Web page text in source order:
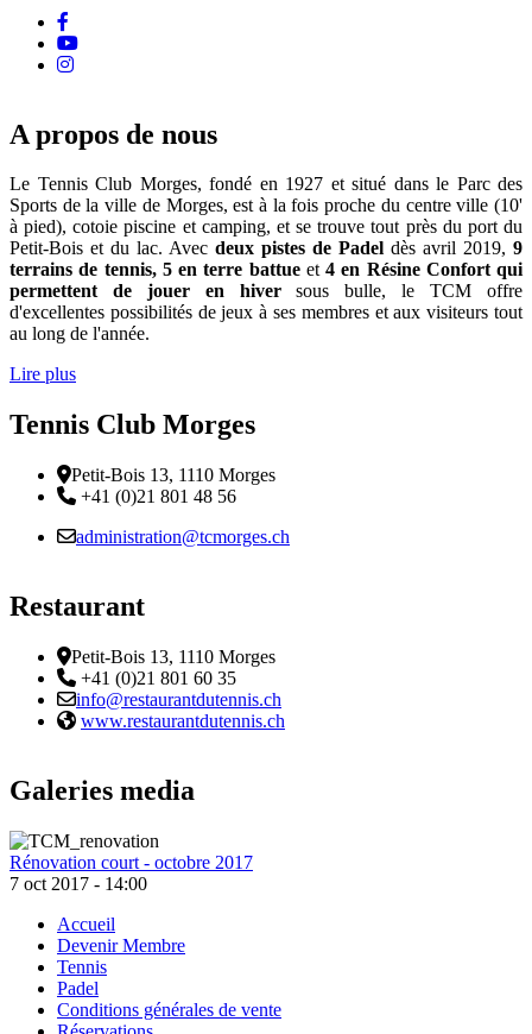
Youtube
instagram
A propos de nous
Le Tennis Club Morges, fondé en 1927 et situé dans le Parc des
Sports de la ville de Morges, est à la fois proche du centre ville (10'
à pied), cotoie piscine et camping, et se trouve tout près du port du
Petit-Bois et du lac. Avec deux pistes de Padel dès avril 2019, 9
terrains de tennis, 5 en terre battueet 4 en Résine Confort qui
permettent de jouer en hiversous bulle, le TCM offre
d'excellentes possibilités de jeux à ses membres et aux visiteurs tout
au long de l'année.
Lire plus
Tennis Club Morges
Adresse
Petit-Bois 13, 1110 Morges
Téléphone:
+41 (0)21 801 48 56
Email :
administration@tcmorges.ch
Restaurant
Adresse
Petit-Bois 13, 1110 Morges
Téléphone:
+41 (0)21 801 60 35
Email :
info@restaurantdutennis.ch
Site web:
www.restaurantdutennis.ch
Galeries media
Rénovation court - octobre 2017
7 oct 2017 - 14:00
Footer
Accueil
Devenir Membre
Tennis
Padel
Conditions générales de vente